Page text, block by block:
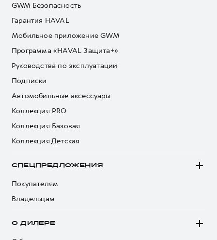
GWM Безопасность
Гарантия HAVAL
Мобильное приложение GWM
Программа «HAVAL Защита+»
Руководства по эксплуатации
Подписки
Автомобильные аксессуары
Коллекция PRO
Коллекция Базовая
Коллекция Детская
СПЕЦПРЕДЛОЖЕНИЯ
Покупателям
Владельцам
О ДИЛЕРЕ